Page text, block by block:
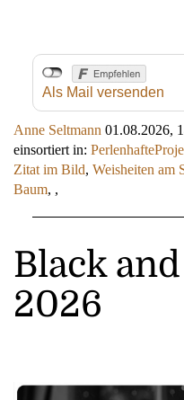
Als Mail versenden
Anne Seltmann 01.08.2026,
einsortiert in:
Zitat im Bild, Weisheiten am
Baum, ,
Black
2026